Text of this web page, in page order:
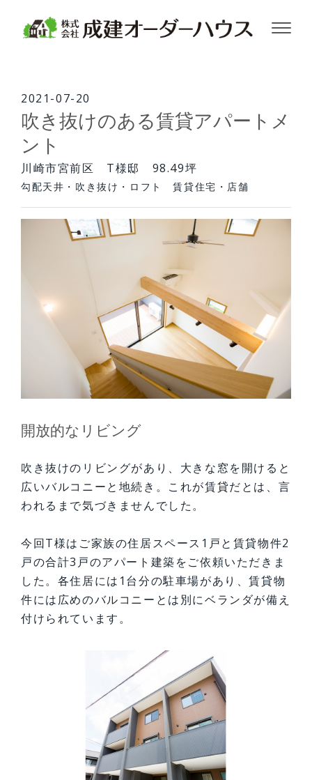
株式会社成建オーダーハウス
2021-07-20
吹き抜けのある賃貸アパートメ
ント
川崎市宮前区 T様邸 98.49坪
勾配天井・吹き抜け・ロフト 賃貸住宅・店舗
開放的なリビング
吹き抜けのリビングがあり、大きな窓を開けると
広いバルコニーと地続き。これが賃貸だとは、言
われるまで気づきませんでした。
今回T様はご家族の住居スペース1戸と賃貸物件2
戸の合計3戸のアパート建築をご依頼いただきま
した。各住居には1台分の駐車場があり、賃貸物
件には広めのバルコニーとは別にベランダが備え
付けられています。